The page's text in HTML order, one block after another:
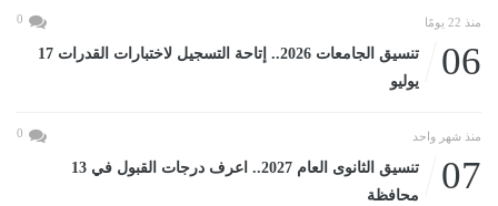
منذ 22 يومًا 0
06
تنسيق الجامعات 2026.. إتاحة التسجيل لاختبارات القدرات 17
يوليو
منذ شهر واحد 0
07
تنسيق الثانوى العام 2027.. اعرف درجات القبول في 13
محافظة